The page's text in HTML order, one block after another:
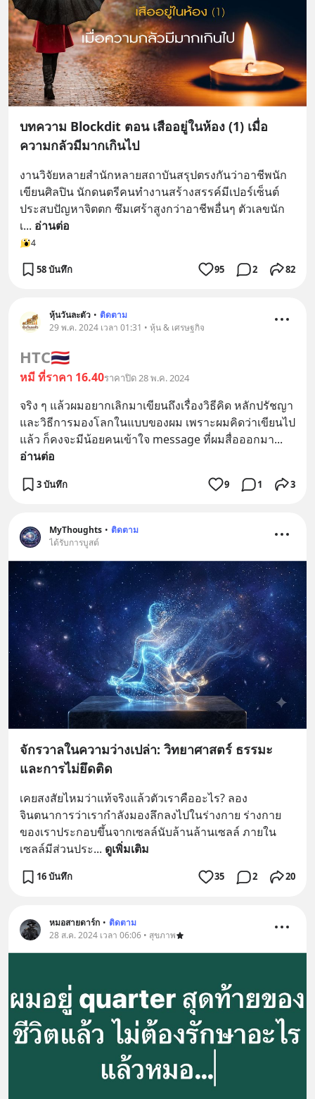
บทความ Blockdit ตอน เสืออยู่ในห้อง (1) เมื่อ
ความกลัวมีมากเกินไป
งานวิจัยหลายสำนักหลายสถาบันสรุปตรงกันว่าอาชีพนัก
เขียนศิลปิน นักดนตรีคนทำงานสร้างสรรค์มีเปอร์เซ็นต์
ประสบปัญหาจิตตก ซึมเศร้าสูงกว่าอาชีพอื่นๆ ตัวเลขนัก
เ... อ่านต่อ
4
58 บันทึก 95 2 82
หุ้นวันละตัว • ติดตาม
29 พ.ค. 2024 เวลา 01:31 • หุ้น & เศรษฐกิจ
HTC🇹🇭
หมี ที่ราคา 16.40ราคาปิด 28 พ.ค. 2024
จริง ๆ แล้วผมอยากเลิกมาเขียนถึงเรื่องวิธีคิด หลักปรัชญา
และวิธีการมองโลกในแบบของผม เพราะผมคิดว่าเขียนไป
แล้ว ก็คงจะมีน้อยคนเข้าใจ message ที่ผมสื่อออกมา
อ่านต่อ
3 บันทึก 9 1 3
MyThoughts • ติดตาม
ได้รับการบูสต์
จักรวาลในความว่างเปล่า: วิทยาศาสตร์ ธรรมะ
และการไม่ยึดติด
เคยสงสัยไหมว่าแท้จริงแล้วตัวเราคืออะไร? ลอง
จินตนาการว่าเรากำลังมองลึกลงไปในร่างกาย ร่างกาย
ของเราประกอบขึ้นจากเซลล์นับล้านล้านเซลล์ ภายใน
เซลล์มีส่วนประ... ดูเพิ่มเติม
16 บันทึก 35 2 20
หมอสายดาร์ก • ติดตาม
28 ส.ค. 2024 เวลา 06:06 • สุขภาพ